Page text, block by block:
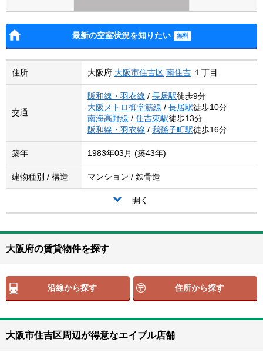
最新の空室状況を知りたい
住所 大阪府 大阪市住吉区 南住吉 １丁目
交通
阪和線・羽衣線 / 長居駅徒歩9分
大阪メトロ御堂筋線 / 長居駅徒歩10分
南海高野線 / 住吉東駅徒歩13分
阪和線・羽衣線 / 我孫子町駅徒歩16分
築年 1983年03月 (築43年)
建物種別 / 構造 マンション / 鉄骨造
開く
大阪府の賃貸物件を探す
沿線から探す 住所から探す
大阪市住吉区周辺が得意なエイブル店舗